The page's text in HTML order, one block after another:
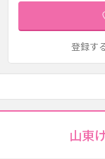
登録す
山東